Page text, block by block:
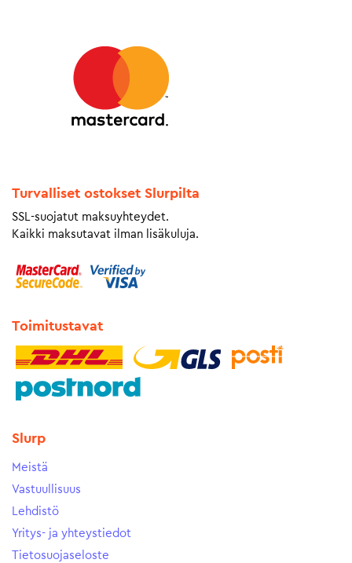
Turvalliset ostokset Slurpilta
SSL-suojatut maksuyhteydet.
Kaikki maksutavat ilman lisäkuluja.
Toimitustavat
Slurp
Meistä
Vastuullisuus
Lehdistö
Yritys- ja yhteystiedot
Tietosuojaseloste